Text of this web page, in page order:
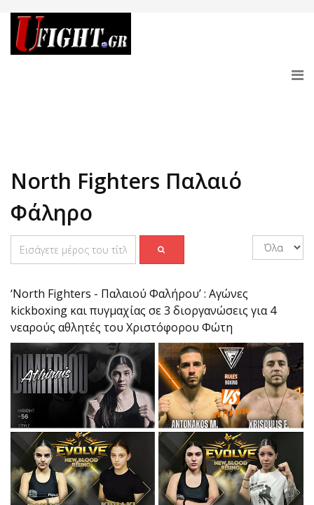
North Fighters Παλαιό
Φάληρο
‘North Fighters - Παλαιού Φαλήρου’ : Αγώνες
kickboxing και πυγμαχίας σε 3 διοργανώσεις για 4
νεαρούς αθλητές του Χριστόφορου Φώτη